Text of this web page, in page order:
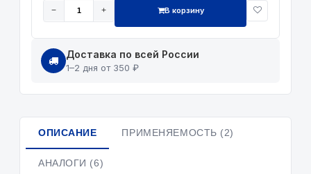
− + В корзину
Доставка по всей России
1–2 дня от 350 ₽
ОПИСАНИЕ ПРИМЕНЯЕМОСТЬ (2)
АНАЛОГИ (6)